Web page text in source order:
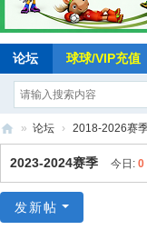
论坛 球球/VIP充值
线
» 论坛 › 2018-2026赛
2023-2024赛季 今日: 0
发新帖